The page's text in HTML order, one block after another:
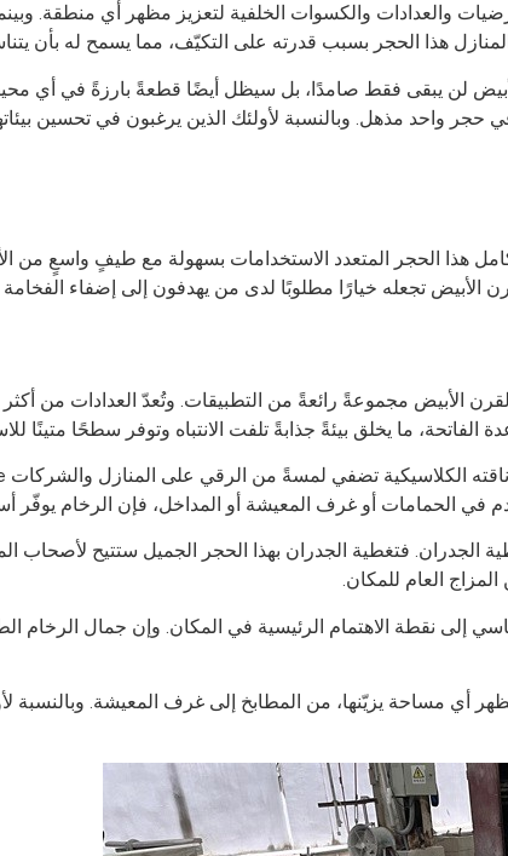
والعدادات والكسوات الخلفية لتعزيز مظهر أي منطقة.
هذا الحجر بسبب قدرته على التكيّف، مما يسمح له بأن
لن يبقى فقط صامدًا، بل سيظل أيضًا قطعةً بارزةً في أي
حجر واحد مذهل. وبالنسبة لأولئك الذين يرغبون في تحسين
هذا الحجر المتعدد الاستخدامات بسهولة مع طيفٍ واسعٍ من
الأبيض تجعله خيارًا مطلوبًا لدى من يهدفون إلى إضفاء
الأبيض مجموعةً رائعةً من التطبيقات. وتُعدّ العدادات من أكثر
الفاتحة، ما يخلق بيئةً جذابةً تلفت الانتباه وتوفر سطحًا متينًا
في الحمامات أو غرف المعيشة أو المداخل، فإن الرخام يوفّر
الجدران. فتغطية الجدران بهذا الحجر الجميل ستتيح
العام للمكان.
إلى نقطة الاهتمام الرئيسية في المكان. وإن جمال الرخام
أي مساحة يزيّنها، من المطابخ إلى غرف المعيشة. وبالنسبة